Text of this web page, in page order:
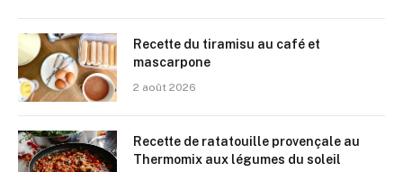
Recette du tiramisu au café et
mascarpone
2 août 2026
Recette de ratatouille provençale au
Thermomix aux légumes du soleil